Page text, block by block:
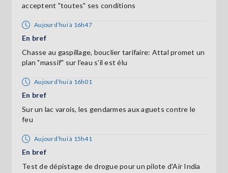
acceptent "toutes" ses conditions
Aujourd’hui à 16h47
En bref
Chasse au gaspillage, bouclier tarifaire: Attal promet un
plan "massif" sur l'eau s'il est élu
Aujourd’hui à 16h01
En bref
Sur un lac varois, les gendarmes aux aguets contre le
feu
Aujourd’hui à 15h41
En bref
Test de dépistage de drogue pour un pilote d'Air India